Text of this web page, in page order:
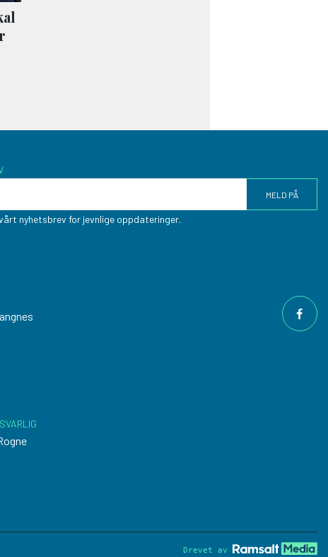
nyhetsbrev for jevnlige oppdateringer.
Drevet av